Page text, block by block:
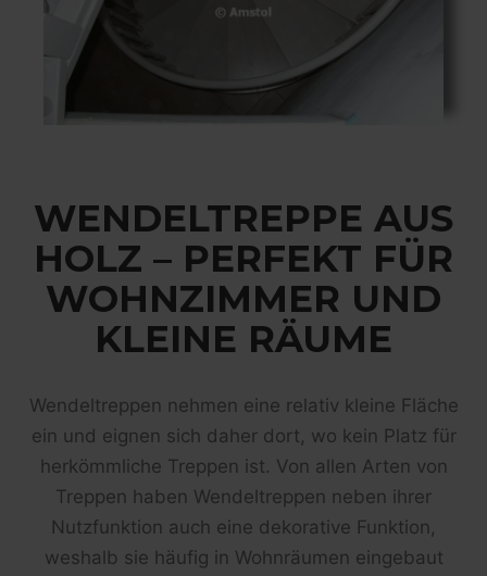
WENDELTREPPE AUS
HOLZ – PERFEKT FÜR
WOHNZIMMER UND
KLEINE RÄUME
Wendeltreppen nehmen eine relativ kleine Fläche
ein und eignen sich daher dort, wo kein Platz für
herkömmliche Treppen ist. Von allen Arten von
Treppen haben Wendeltreppen neben ihrer
Nutzfunktion auch eine dekorative Funktion,
weshalb sie häufig in Wohnräumen eingebaut